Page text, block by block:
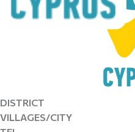
DISTRICT
VILLAGES/CITY